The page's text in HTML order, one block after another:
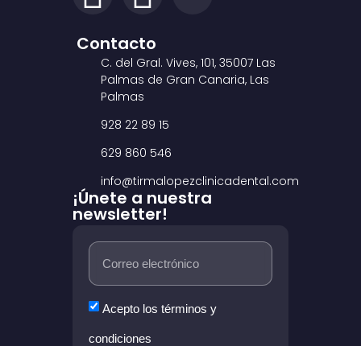
Contacto
C. del Gral. Vives, 101, 35007 Las
Palmas de Gran Canaria, Las
Palmas
928 22 89 15
629 860 546
info@tirmalopezclinicadental.com
¡Únete a nuestra
newsletter!
Acepto los términos y
condiciones